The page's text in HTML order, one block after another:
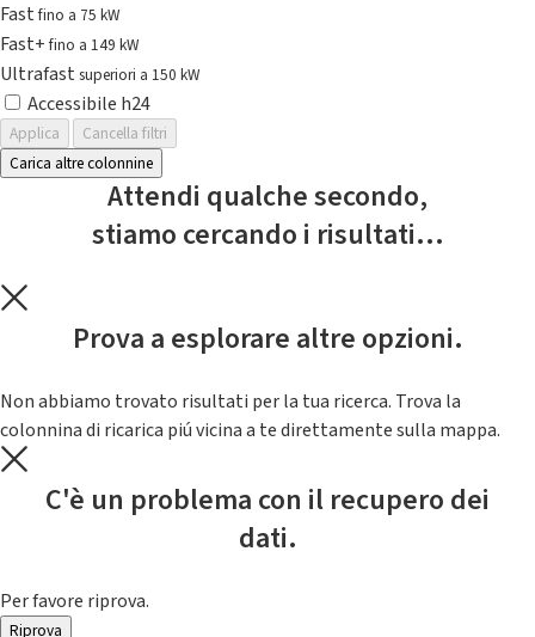
Fastfino a 75 kW
Fast+fino a 149 kW
Ultrafast superiori a 150 kW
Accessibile h24
Applica
Cancella filtri
Carica altre colonnine
Attendi qualche secondo,
stiamo cercando i risultati...
Prova a esplorare altre opzioni.
Non abbiamo trovato risultati per la tua ricerca. Trova la
colonnina di ricarica piú vicina a te direttamente sulla mappa.
C'è un problema con il recupero dei
dati.
Per favore riprova.
Riprova